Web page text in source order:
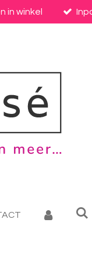
in winkel